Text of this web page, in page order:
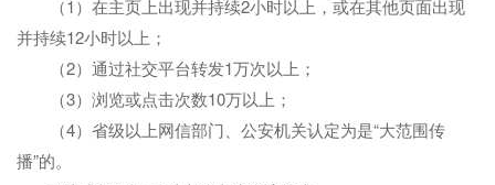
（1）在主页上出现并持续2小时以上，或在其他页面出现
并持续12小时以上；
（2）通过社交平台转发1万次以上；
（3）浏览或点击次数10万以上；
（4）省级以上网信部门、公安机关认定为是“大范围传
播”的。